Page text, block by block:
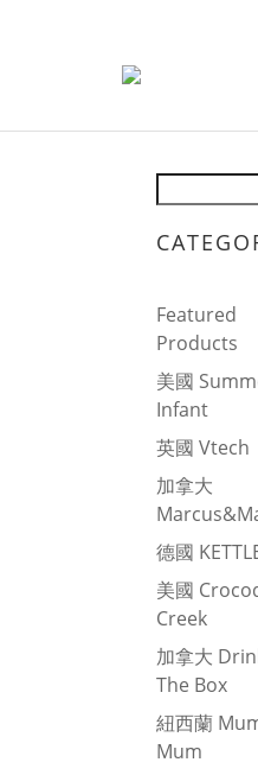
Featured
Products
美國
Infant
英國 Vtech
加拿大
德國
美國
Creek
加拿大
The Box
紐西蘭
Mum